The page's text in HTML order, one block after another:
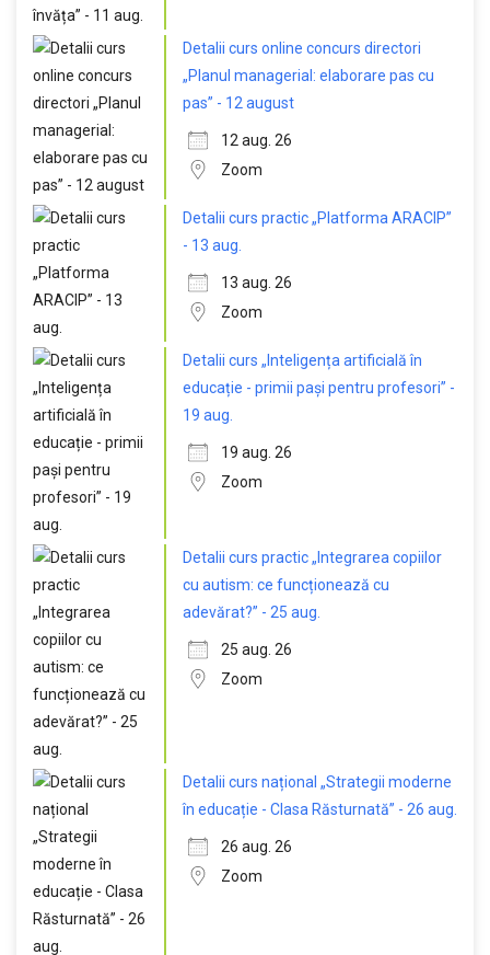
Detalii curs online concurs directori
„Planul managerial: elaborare pas cu
pas” - 12 august
12 aug. 26
Zoom
Detalii curs practic „Platforma ARACIP”
- 13 aug.
13 aug. 26
Zoom
Detalii curs „Inteligența artificială în
educație - primii pași pentru profesori” -
19 aug.
19 aug. 26
Zoom
Detalii curs practic „Integrarea copiilor
cu autism: ce funcționează cu
adevărat?” - 25 aug.
25 aug. 26
Zoom
Detalii curs național „Strategii moderne
în educație - Clasa Răsturnată” - 26 aug.
26 aug. 26
Zoom